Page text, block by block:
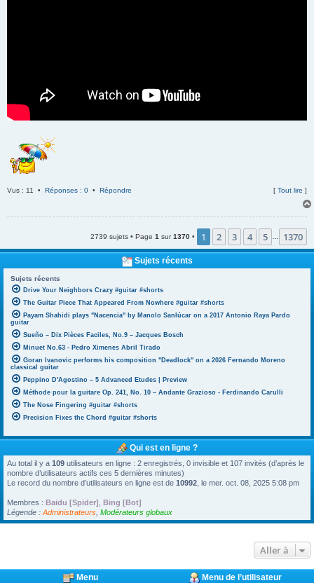
Vus : 11 • Réponses : 0 • Répondre [ Tout lire ]
2739 sujets • Page 1 sur1370 • 1 2 3 4 5 1370
Sujets récents
Sujets récents
Drive Your Neighbors Crazy #guitar #shorts
The Guitar Piece That Appeared From Nowhere #guitar #shorts
Payam Shahidi plays "Nacencia" by Manolo Sanlúcar on a 2017 Antonio Raya Pardo
guitar
Sueño – Dix Pièces Faciles, No.9 – Jacques Bosch
Minuet No.63 - Pedro Ximenes Abril Tirado
Goran Ivanovic performs his composition "Deadlock" on a 2026 Fernando Moreno
classical guitar
Peppino D'Agostino – 5 Advanced Etudes | Preview
Méthode pour la guitare Op. 241, No. 10 – Andante Grazioso - Ferdinando Carulli
The Nose Fingering #guitar #shorts
Precision Fixes the Chord #guitar #shorts
Qui est en ligne ?
Au total il y a 109 utilisateurs en ligne : 2 enregistrés, 0 invisible et 107 invités (d’après le
nombre d’utilisateurs actifs ces 5 dernières minutes)
Le record du nombre d’utilisateurs en ligne est de 10992 , le mer. oct. 08, 2025 5:08 pm
Membres : Baidu [Spider] Bing [Bot]
Légende : Administrateurs Modérateurs globaux
Aller à
Menu Menu de l’utilisateur